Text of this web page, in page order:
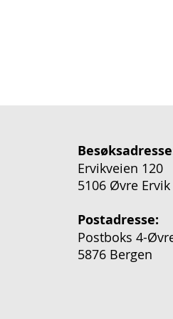
Ervikveien 120
5106 Øvre Ervik
Postadresse:
Postboks 4-
5876 Bergen